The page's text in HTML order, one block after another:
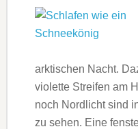
arktischen Nacht.
violette Streifen am
noch Nordlicht sind
zu sehen. Eine